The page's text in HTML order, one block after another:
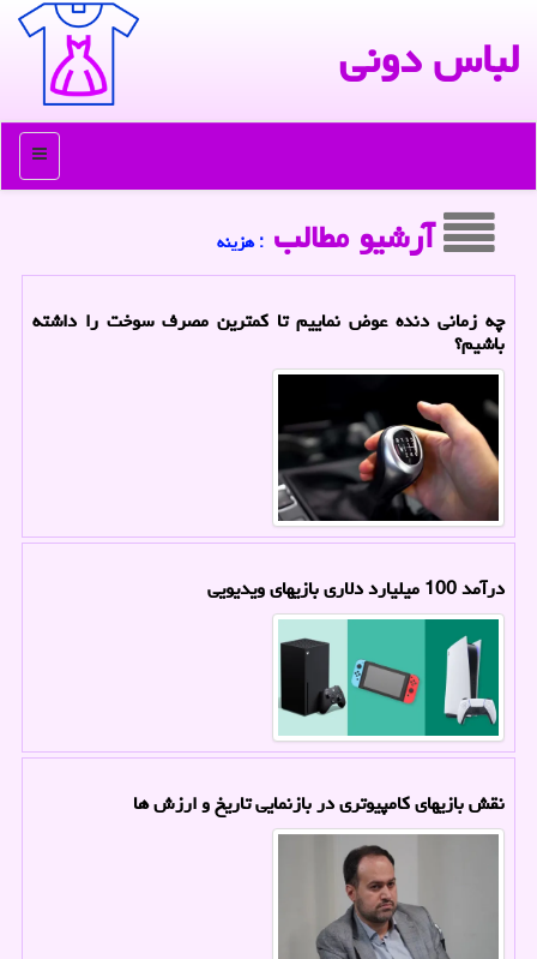
لباس دونی
منو
آرشیو مطالب : هزینه
چه زمانی دنده عوض نماییم تا کمترین مصرف سوخت را داشته
باشیم؟
درآمد 100 میلیارد دلاری بازیهای ویدیویی
نقش بازیهای کامپیوتری در بازنمایی تاریخ و ارزش ها